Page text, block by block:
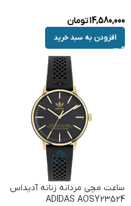
14,580,000تومان
افزودن به سبد خرید
ساعت مچی مردانه زنانه آدیداس
ADIDAS AOSY23524